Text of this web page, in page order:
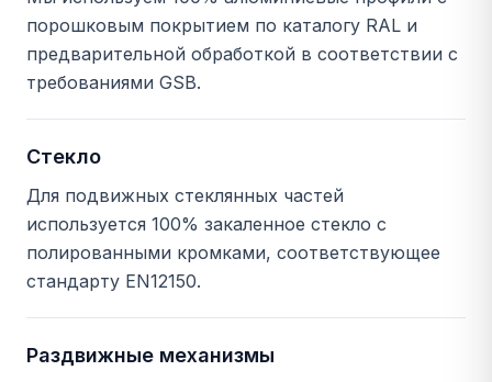
порошковым покрытием по каталогу RAL и
предварительной обработкой в соответствии с
требованиями GSB.
Стекло
Для подвижных стеклянных частей
используется 100% закаленное стекло с
полированными кромками, соответствующее
стандарту EN12150.
Раздвижные механизмы